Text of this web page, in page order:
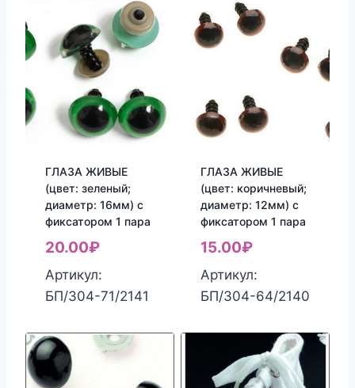
ГЛАЗА ЖИВЫЕ
(цвет: зеленый;
диаметр: 16мм) с
фиксатором 1 пара
20.00₽
Артикул:
БП/304-71/2141
ГЛАЗА ЖИВЫЕ
(цвет: коричневый;
диаметр: 12мм) с
фиксатором 1 пара
15.00₽
Артикул:
БП/304-64/2140